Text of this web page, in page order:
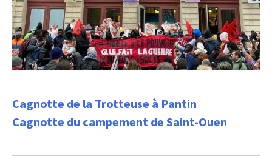
Cagnotte de la Trotteuse à Pantin
Cagnotte du campement de Saint-Ouen